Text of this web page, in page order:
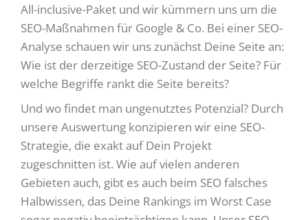
All-inclusive-Paket und wir kümmern uns um die
SEO-Maßnahmen für Google & Co. Bei einer SEO-
Analyse schauen wir uns zunächst Deine Seite an:
Wie ist der derzeitige SEO-Zustand der Seite? Für
welche Begriffe rankt die Seite bereits?
Und wo findet man ungenutztes Potenzial? Durch
unsere Auswertung konzipieren wir eine SEO-
Strategie, die exakt auf Dein Projekt
zugeschnitten ist. Wie auf vielen anderen
Gebieten auch, gibt es auch beim SEO falsches
Halbwissen, das Deine Rankings im Worst Case